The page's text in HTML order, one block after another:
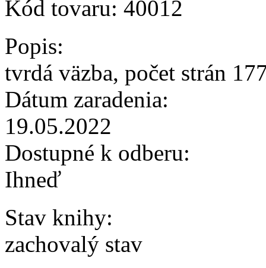
Kód tovaru: 40012
Popis:
tvrdá väzba, počet strán
Dátum zaradenia:
19.05.2022
Dostupné k odberu:
Ihneď
Stav knihy:
zachovalý stav